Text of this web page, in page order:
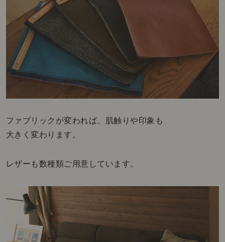
ファブリックが変われば、肌触りや印象も
大きく変わります。
レザーも数種類ご用意しています。